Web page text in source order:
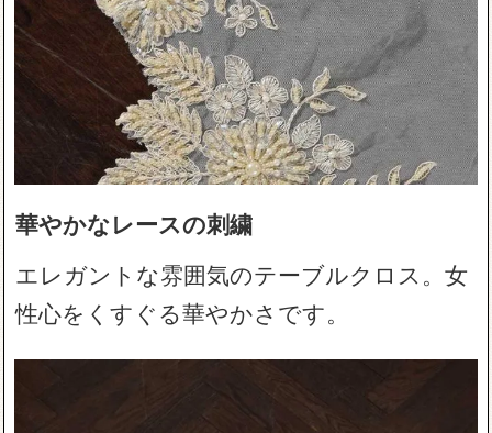
華やかなレースの刺繍
エレガントな雰囲気のテーブルクロス。女
性心をくすぐる華やかさです。